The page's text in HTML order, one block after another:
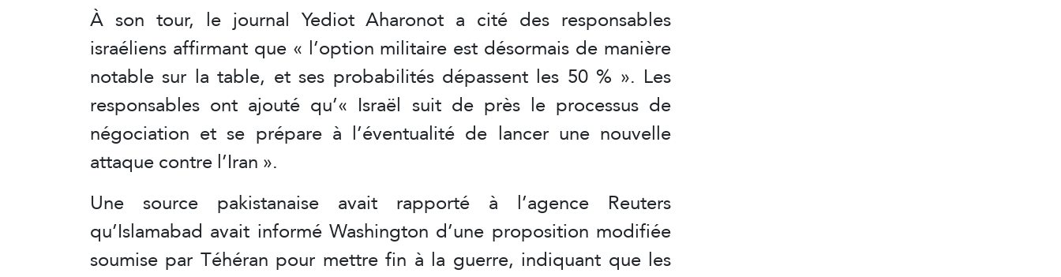
À son tour, le journal Yediot Aharonot a cité des responsables
israéliens affirmant que « l’option militaire est désormais de manière
notable sur la table, et ses probabilités dépassent les 50 % ». Les
responsables ont ajouté qu’« Israël suit de près le processus de
négociation et se prépare à l’éventualité de lancer une nouvelle
attaque contre l’Iran ».
Une source pakistanaise avait rapporté à l’agence Reuters
qu’Islamabad avait informé Washington d’une proposition modifiée
soumise par Téhéran pour mettre fin à la guerre, indiquant que les